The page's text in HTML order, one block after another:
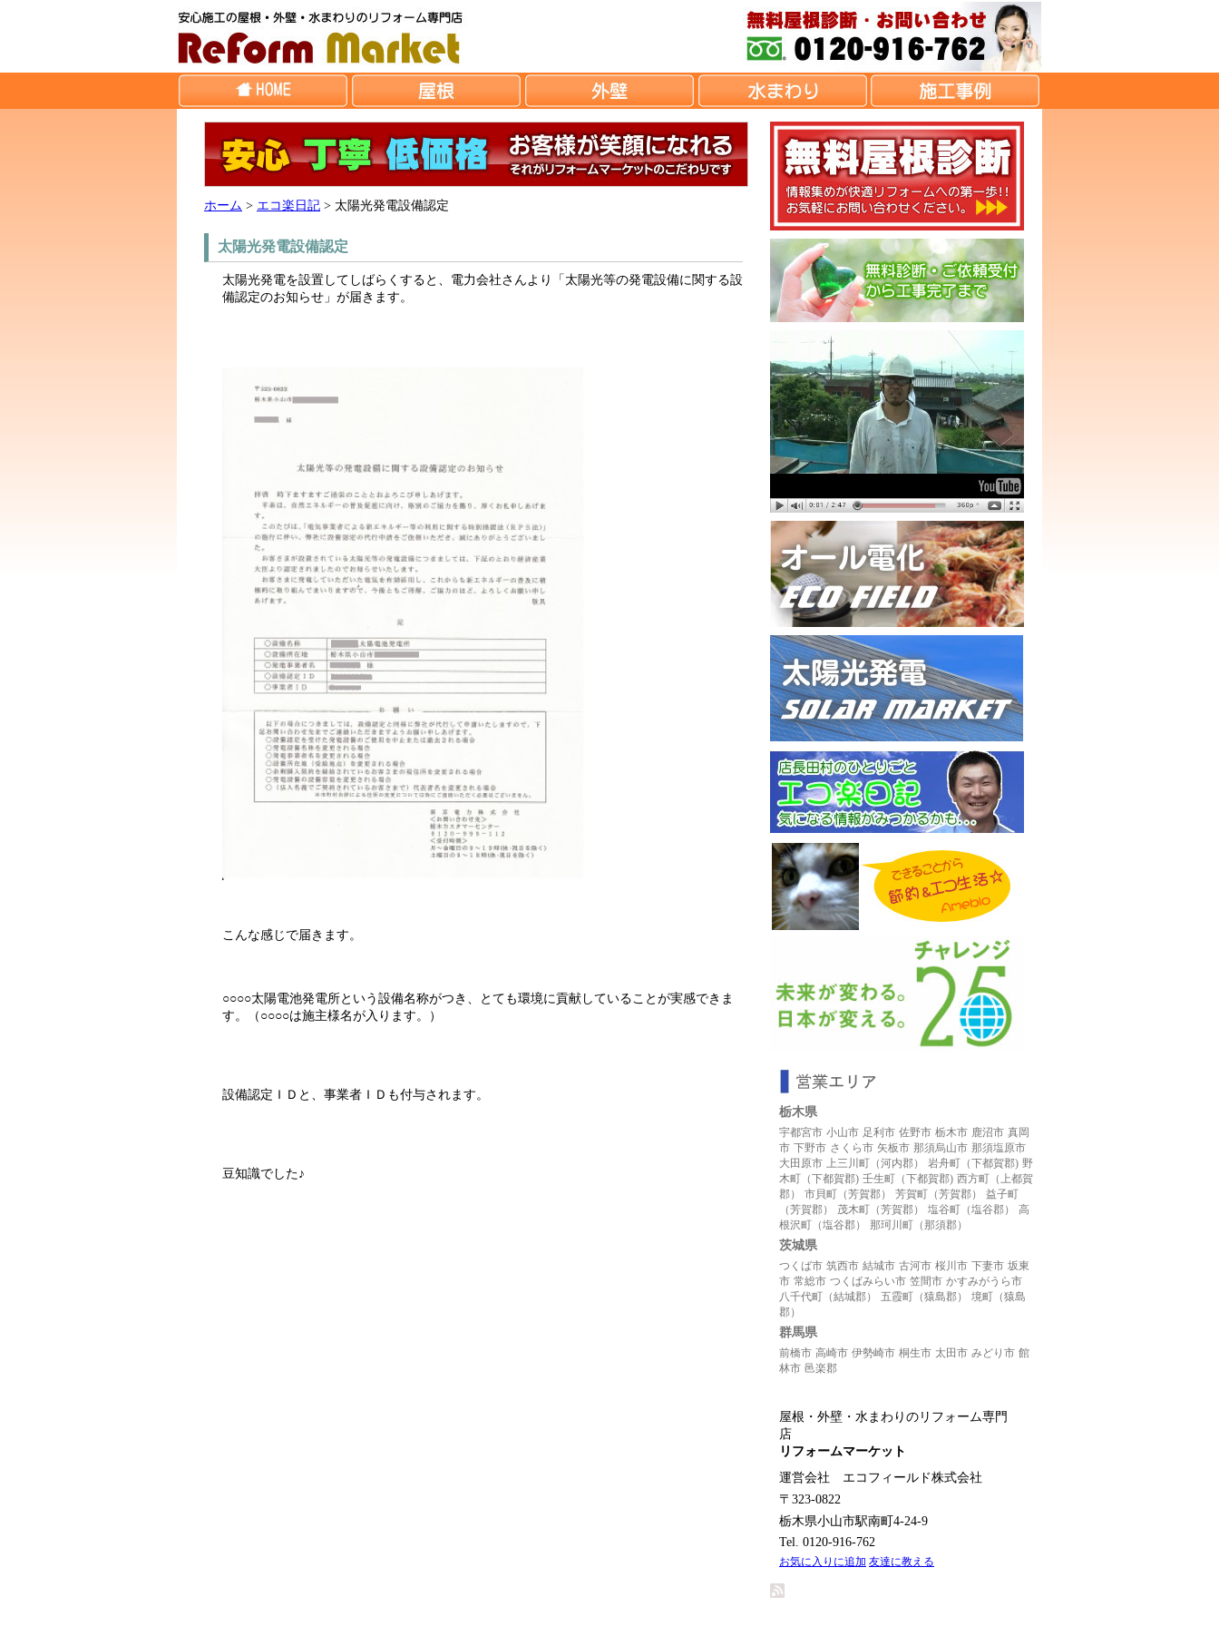
ホーム > エコ楽日記 > 太陽光発電設備認定
太陽光発電設備認定
太陽光発電を設置してしばらくすると、電力会社さんより「太陽光等の発電設備に関する設
備認定のお知らせ」が届きます。
こんな感じで届きます。
○○○○太陽電池発電所という設備名称がつき、とても環境に貢献していることが実感できま
す。（○○○○は施主様名が入ります。）
設備認定ＩＤと、事業者ＩＤも付与されます。
豆知識でした♪
栃木県
宇都宮市 小山市 足利市 佐野市 栃木市 鹿沼市 真岡
市 下野市 さくら市 矢板市 那須烏山市 那須塩原市
大田原市 上三川町（河内郡） 岩舟町（下都賀郡) 野
木町（下都賀郡) 壬生町（下都賀郡) 西方町（上都賀
郡）
市貝町（芳賀郡） 芳賀町（芳賀郡）
益子町
（芳賀郡）
茂木町（芳賀郡） 塩谷町（塩谷郡）
高
根沢町（塩谷郡）
那珂川町（那須郡）
茨城県
つくば市 筑西市 結城市 古河市 桜川市 下妻市 坂東
市 常総市 つくばみらい市 笠間市 かすみがうら市
八千代町（結城郡）
五霞町（猿島郡）
境町（猿島
郡）
群馬県
前橋市 高崎市 伊勢崎市 桐生市 太田市 みどり市 館
林市 邑楽郡
屋根・外壁・水まわりのリフォーム専門
店
リフォームマーケット
運営会社 エコフィールド株式会社
〒323-0822
栃木県小山市駅南町4-24-9
Tel. 0120-916-762
お気に入りに追加 友達に教える